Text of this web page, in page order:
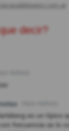
decir?
es un típico
frecuencia se lo